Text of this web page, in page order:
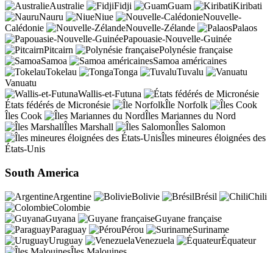
Australie Fidji Guam
Kiribati
Nauru
Niue
Nouvelle-
Calédonie
Nouvelle-Zélande
Palaos
Papouasie-Nouvelle-Guinée
Pitcairn
Polynésie française
Samoa
Samoa américaines
Tokelau
Tonga
Tuvalu
Vanuatu
Wallis-et-Futuna
États fédérés de Micronésie
Île Norfolk
Îles Cook
Îles Mariannes du Nord
Îles Marshall
Îles Salomon
Îles mineures éloignées des
États-Unis
South America
Argentine Bolivie Brésil
Chili
Colombie
Guyana
Guyane française
Paraguay
Pérou
Suriname
Uruguay
Venezuela
Équateur